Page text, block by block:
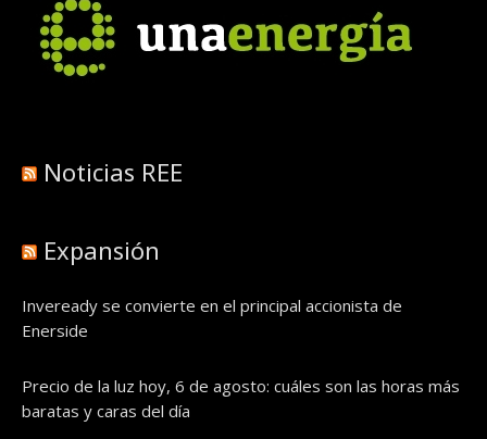
Noticias REE
Expansión
Inveready se convierte en el principal accionista de
Enerside
Precio de la luz hoy, 6 de agosto: cuáles son las horas más
baratas y caras del día